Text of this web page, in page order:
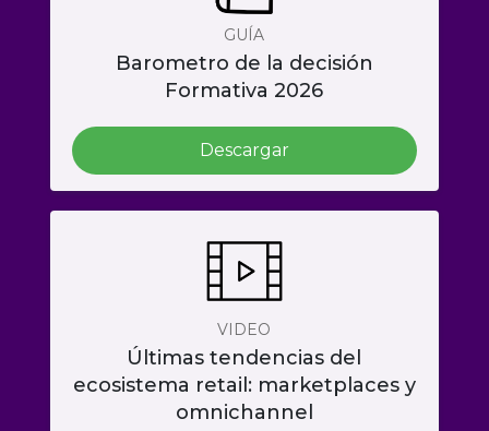
GUÍA
Barometro de la decisión
Formativa 2026
Descargar
VIDEO
Últimas tendencias del
ecosistema retail: marketplaces y
omnichannel